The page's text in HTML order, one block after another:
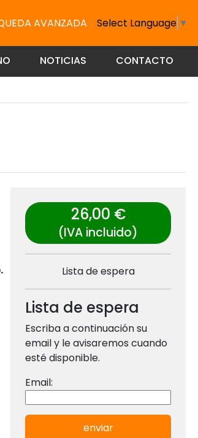
AVANZADA Select Language ▼
NOTICIAS CONTACTO
26,00 €
(IVA incluido)
Lista de espera
Lista de espera
Escriba a continuación su
email y le avisaremos cuando
esté disponible.
Email:
enviar